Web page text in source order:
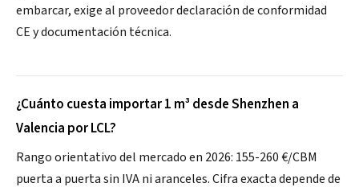
embarcar, exige al proveedor declaración de conformidad
CE y documentación técnica.
¿Cuánto cuesta importar 1 m³ desde Shenzhen a
Valencia por LCL?
Rango orientativo del mercado en 2026: 155-260 €/CBM
puerta a puerta sin IVA ni aranceles. Cifra exacta depende de